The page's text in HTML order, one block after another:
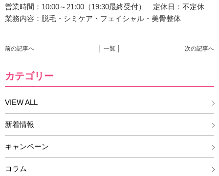
営業時間：10:00～21:00（19:30最終受付） 定休日：不定休
業務内容：脱毛・シミケア・フェイシャル・美骨整体
前の記事へ 次の記事へ
│ 一覧 │
カテゴリー
VIEW ALL
新着情報
キャンペーン
コラム